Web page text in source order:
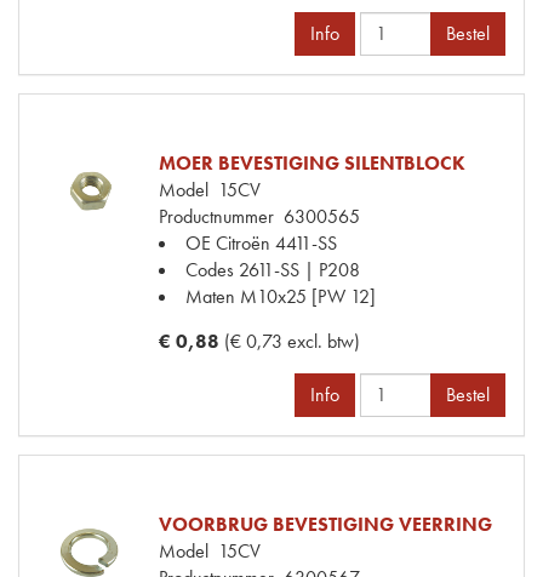
Info Bestel
MOER BEVESTIGING SILENTBLOCK
Model 15CV
Productnummer 6300565
OE Citroën 4411-SS
Codes 2611-SS | P208
Maten M10x25 [PW 12]
€ 0,88 (€ 0,73 excl. btw)
Info Bestel
VOORBRUG BEVESTIGING VEERRING
Model 15CV